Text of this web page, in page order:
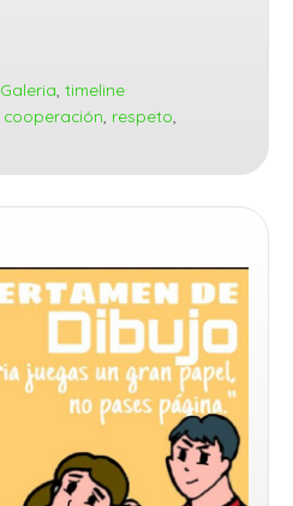
Galeria timeline
cooperación respeto